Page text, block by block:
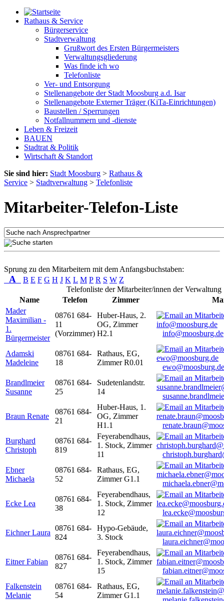
Rathaus & Service
Bürgerservice
Stadtverwaltung
Grußwort des Ersten Bürgermeisters
Verwaltungsgliederung
Was finde ich wo
Telefonliste
Ver- und Entsorgung
Stellenangebote der Stadt Moosburg a.d. Isar
Stellenangebote Externer Träger (KiTa-Einrichtungen)
Baustellen / Sperrungen
Notfallnummern und -dienste
Leben & Freizeit
BAUEN
Stadtrat & Politik
Wirtschaft & Standort
Sie sind hier: Stadt Moosburg > Rathaus &
Service > Stadtverwaltung > Telefonliste
Mitarbeiter-Telefon-Liste
Sprung zu den Mitarbeitern mit dem Anfangsbuchstaben:
A B E F G H J K L M P R S W Z
Telefonliste der Mitarbeiter/innen der Verwaltung
Name
Telefon Zimmer
Mader
Maximilian -
1.
Bürgermeister
08761 684-
11
(Vorzimmer)
Huber-Haus, 2.
OG, Zimmer
H2.1
info@moosburg.de
Adamski
Madeleine
08761 684-
18
Rathaus, EG,
Zimmer R0.01
ewo@moosburg.de
Brandlmeier
Susanne
08761 684-
25
Sudetenlandstr.
14
Braun Renate
08761 684-
21
Huber-Haus, 1.
OG, Zimmer
H1.1
Burghard
Christoph
08761 684-
819
Feyerabendhaus,
1. Stock, Zimmer
11
Ebner
Michaela
08761 684-
52
Rathaus, EG,
Zimmer G1.1
Ecke Lea
08761 684-
38
Feyerabendhaus,
1. Stock, Zimmer
12
Eichner Laura
08761 684-
824
Hypo-Gebäude,
3. Stock
Eitner Fabian
08761 684-
827
Feyerabendhaus,
1. Stock, Zimmer
15
Falkenstein
Melanie
08761 684-
54
Rathaus, EG,
Zimmer G1.1